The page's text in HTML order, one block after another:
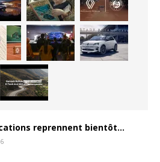
reprennent bientôt…